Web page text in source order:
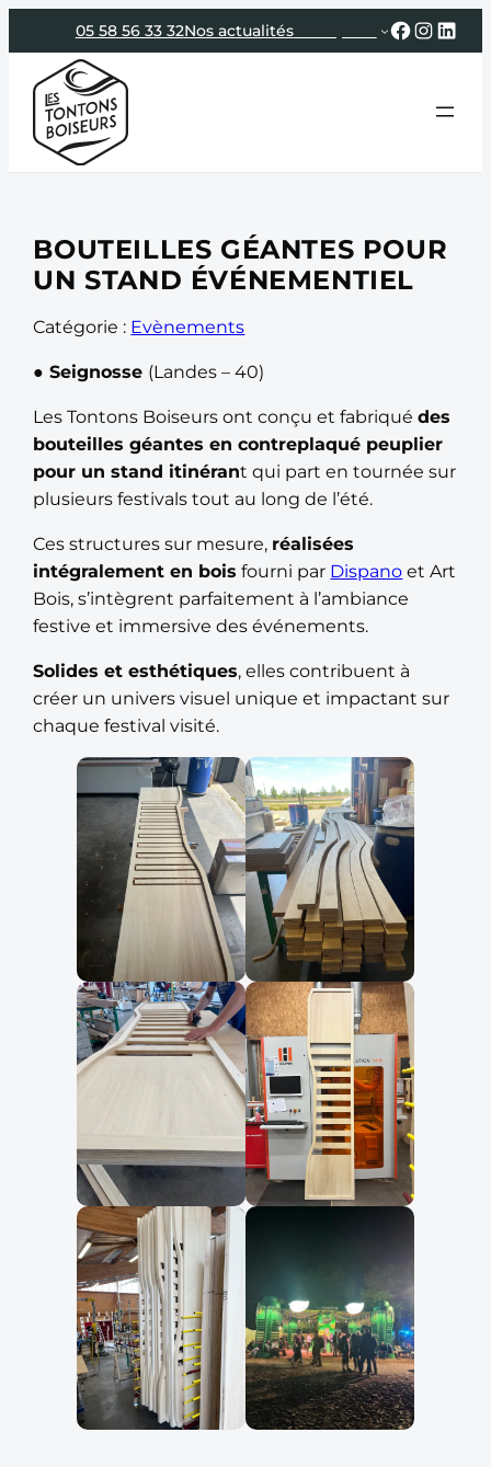
au
contenu
05 58 56 33 32Nos actualitésEntreprise
BOUTEILLES GÉANTES POUR
UN STAND ÉVÉNEMENTIEL
Catégorie : Evènements
● Seignosse (Landes – 40)
Les Tontons Boiseurs ont conçu et fabriquédes
bouteilles géantes en contreplaqué peuplier
pour un stand itinérant qui part en tournée sur
plusieurs festivals tout au long de l’été.
Ces structures sur mesure, réalisées
intégralement en bois fourni par Dispano et Art
Bois, s’intègrent parfaitement à l’ambiance
festive et immersive des événements.
Solides et esthétiques, elles contribuent à
créer un univers visuel unique et impactant sur
chaque festival visité.